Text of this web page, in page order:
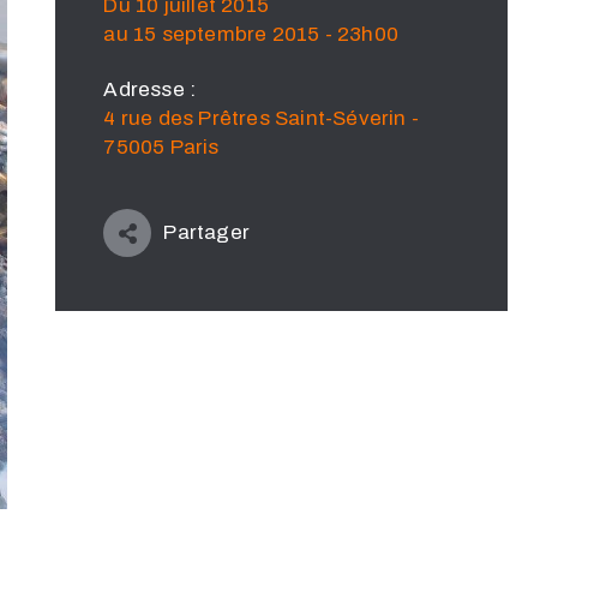
Du 10 juillet 2015
au 15 septembre 2015 - 23h00
Adresse :
4 rue des Prêtres Saint-Séverin -
75005 Paris
Partager